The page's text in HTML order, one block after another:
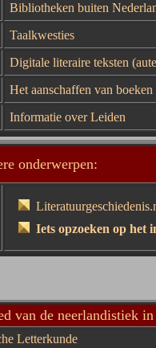
Bibliotheken buiten
Taalkwesties
Digitale literaire teksten
Het aanschaffen van boeken
Informatie over Leiden
onderwerpen:
Iets opzoeken op het
van de neerlandistiek
Letterkunde